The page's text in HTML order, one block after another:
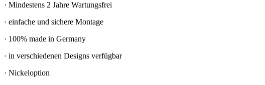
· Mindestens 2 Jahre Wartungsfrei
· einfache und sichere Montage
· 100% made in Germany
· in verschiedenen Designs verfügbar
· Nickeloption